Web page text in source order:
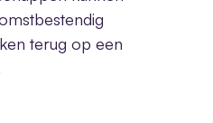
terug op een